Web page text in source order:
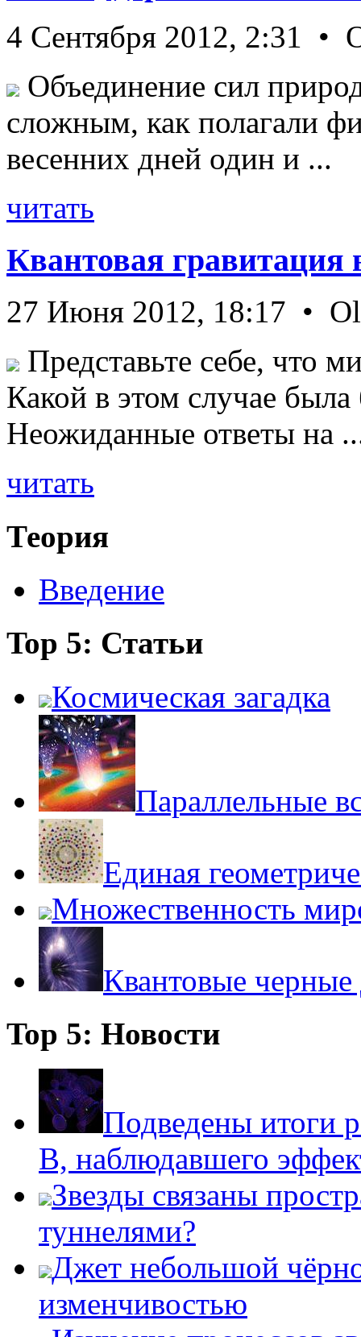
4 Сентября 2012, 2:31 •
Объединение сил
сложным, как полагали
весенних дней один и ...
читать
Квантовая гравитация
27 Июня 2012, 18:17 •
Представьте себе, что
Какой в этом случае
Неожиданные ответы на
читать
Теория
Введение
Top 5: Статьи
Космическая загадка
Параллельные
Единая
Множественность
Квантовые
Top 5: Новости
Подведены итоги
B, наблюдавшего
Звезды связаны
туннелями?
Джет небольшой
изменчивостью